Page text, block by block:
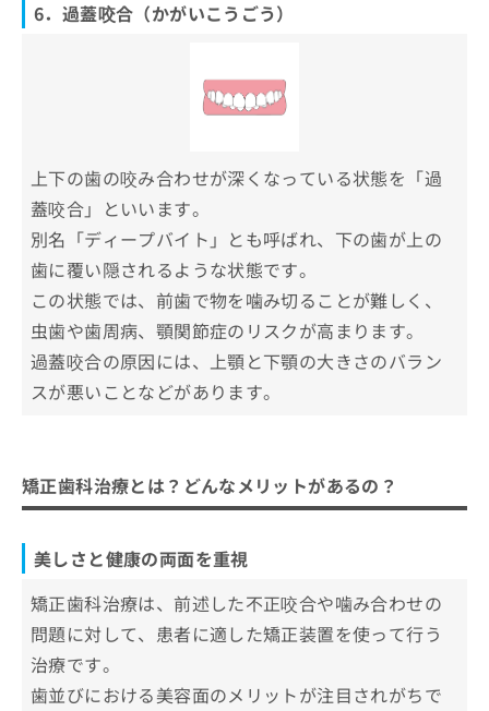
6．過蓋咬合（かがいこうごう）
上下の歯の咬み合わせが深くなっている状態を「過
蓋咬合」といいます。
別名「ディープバイト」とも呼ばれ、下の歯が上の
歯に覆い隠されるような状態です。
この状態では、前歯で物を噛み切ることが難しく、
虫歯や歯周病、顎関節症のリスクが高まります。
過蓋咬合の原因には、上顎と下顎の大きさのバラン
スが悪いことなどがあります。
矯正歯科治療とは？どんなメリットがあるの？
美しさと健康の両面を重視
矯正歯科治療は、前述した不正咬合や噛み合わせの
問題に対して、患者に適した矯正装置を使って行う
治療です。
歯並びにおける美容面のメリットが注目されがちで